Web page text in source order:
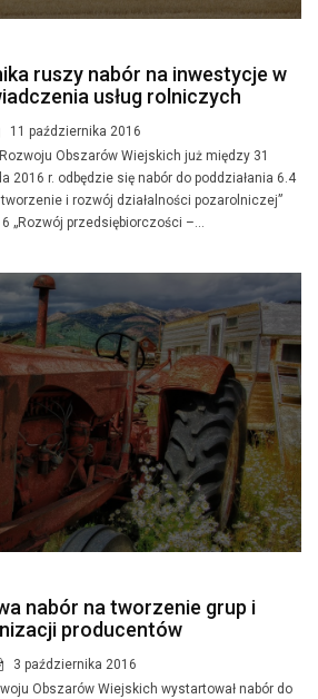
ruszy nabór na inwestycje w
usług rolniczych
11 października 2016
Obszarów Wiejskich już między 31
2016 r. odbędzie się nabór do poddziałania 6.4
i rozwój działalności pozarolniczej”
6 „Rozwój przedsiębiorczości –...
nabór na tworzenie grup i
producentów
3 października 2016
Obszarów Wiejskich wystartował nabór do